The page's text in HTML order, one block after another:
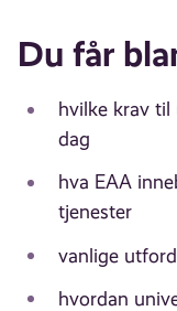
Du får
hvilke krav
dag
hva EAA
tjenester
vanlige
hvordan